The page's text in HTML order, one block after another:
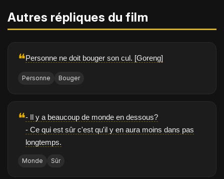
Autres répliques du film
❝Personne ne doit bouger son cul. [Goreng]
Personne Bouger
❝- Il y a beaucoup de monde en dessous?
- Ce qui est sûr c'est qu'il y en aura moins dans pas
longtemps.
Monde Sûr